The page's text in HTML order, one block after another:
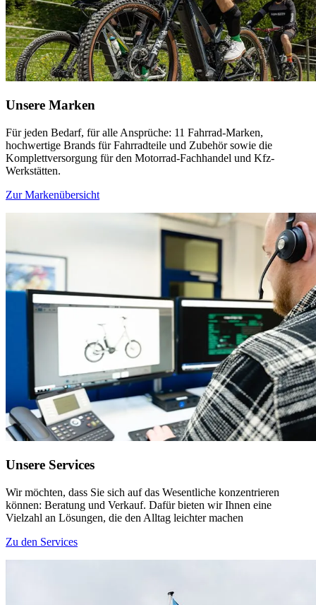
Unsere Marken
Für jeden Bedarf, für alle Ansprüche: 11 Fahrrad-Marken,
hochwertige Brands für Fahrradteile und Zubehör sowie die
Komplettversorgung für den Motorrad-Fachhandel und Kfz-
Werkstätten.
Zur Markenübersicht
Unsere Services
Wir möchten, dass Sie sich auf das Wesentliche konzentrieren
können: Beratung und Verkauf. Dafür bieten wir Ihnen eine
Vielzahl an Lösungen, die den Alltag leichter machen
Zu den Services